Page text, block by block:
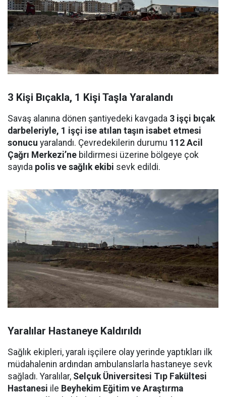
3 Kişi Bıçakla, 1 Kişi Taşla Yaralandı
Savaş alanına dönen şantiyedeki kavgada 3 işçi bıçak
darbeleriyle, 1 işçi ise atılan taşın isabet etmesi
sonucu yaralandı. Çevredekilerin durumu 112 Acil
Çağrı Merkezi’ne bildirmesi üzerine bölgeye çok
sayıda polis ve sağlık ekibi sevk edildi.
Yaralılar Hastaneye Kaldırıldı
Sağlık ekipleri, yaralı işçilere olay yerinde yaptıkları ilk
müdahalenin ardından ambulanslarla hastaneye sevk
sağladı. Yaralılar, Selçuk Üniversitesi Tıp Fakültesi
Hastanesi ile Beyhekim Eğitim ve Araştırma